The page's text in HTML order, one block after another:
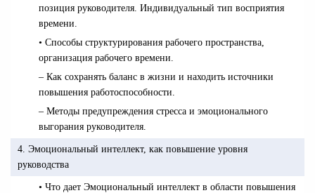
позиция руководителя. Индивидуальный тип восприятия
времени.
• Способы структурирования рабочего пространства,
организация рабочего времени.
– Как сохранять баланс в жизни и находить источники
повышения работоспособности.
– Методы предупреждения стресса и эмоционального
выгорания руководителя.
4. Эмоциональный интеллект, как повышение уровня
руководства
• Что дает Эмоциональный интеллект в области повышения